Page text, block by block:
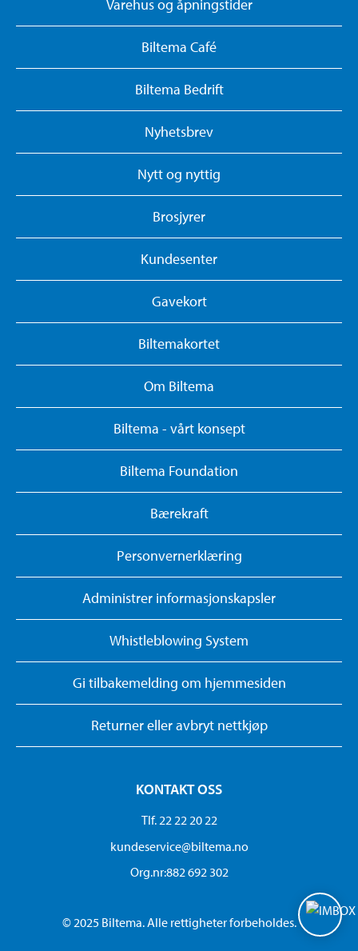
Varehus og åpningstider
Biltema Café
Biltema Bedrift
Nyhetsbrev
Nytt og nyttig
Brosjyrer
Kundesenter
Gavekort
Biltemakortet
Om Biltema
Biltema - vårt konsept
Biltema Foundation
Bærekraft
Personvernerklæring
Administrer informasjonskapsler
Whistleblowing System
Gi tilbakemelding om hjemmesiden
Returner eller avbryt nettkjøp
KONTAKT OSS
Tlf. 22 22 20 22
kundeservice@biltema.no
Org.nr:882 692 302
© 2025 Biltema. Alle rettigheter forbeholdes.